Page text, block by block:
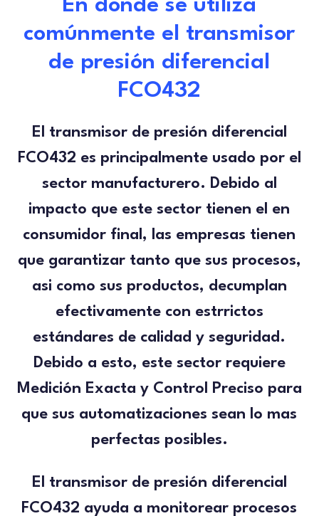
En donde se utiliza
comúnmente el transmisor
de presión diferencial
FCO432
El transmisor de presión diferencial
FCO432 es principalmente usado por el
sector manufacturero. Debido al
impacto que este sector tienen el en
consumidor final, las empresas tienen
que garantizar tanto que sus procesos,
asi como sus productos, decumplan
efectivamente con estrrictos
estándares de calidad y seguridad.
Debido a esto, este sector requiere
Medición Exacta y Control Preciso para
que sus automatizaciones sean lo mas
perfectas posibles.
El transmisor de presión diferencial
FCO432 ayuda a monitorear procesos